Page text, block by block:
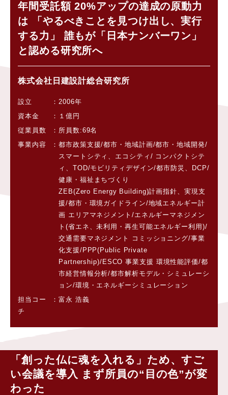
年間受託額 20%アップの達成の原動力
は 「やるべきことを見つけ出し、実行
する力」 誰もが「日本ナンバーワン」
と認める研究所へ
株式会社日建設計総合研究所
設立
2006年
資本金
１億円
従業員数
所員数:69名
事業内容
都市政策支援/都市・地域計画/都市・地域開発/
スマートシティ、エコシティ/ コンパクトシテ
ィ、TOD/モビリティデザイン/都市防災、DCP/
健康・福祉まちづくり
ZEB(Zero Energy Building)計画指針、実現支
援/都市・環境ガイドライン/地域エネルギー計
画 エリアマネジメント/エネルギーマネジメン
ト(省エネ、未利用・再生可能エネルギー利用)/
交通需要マネジメント コミッショニング/事業
化支援/PPP(Public Private
Partnership)/ESCO 事業支援 環境性能評価/都
市経営情報分析/都市解析モデル・シミュレーシ
ョン/環境・エネルギーシミュレーション
担当コー
チ
富永 浩義
「創った仏に魂を入れる」ため、すご
い会議を導入 まず所員の“目の色”が変
わった